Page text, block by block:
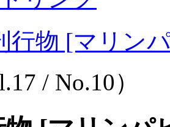
行物 [マリン
/ No.10）